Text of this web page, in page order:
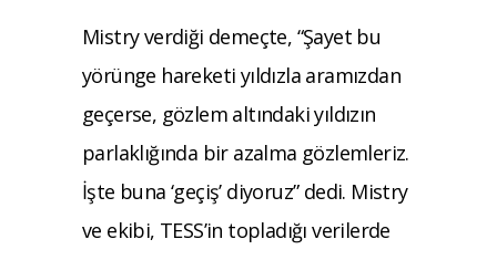
Mistry verdiği demeçte, “Şayet bu
yörünge hareketi yıldızla aramızdan
geçerse, gözlem altındaki yıldızın
parlaklığında bir azalma gözlemleriz.
İşte buna ‘geçiş’ diyoruz” dedi. Mistry
ve ekibi, TESS’in topladığı verilerde